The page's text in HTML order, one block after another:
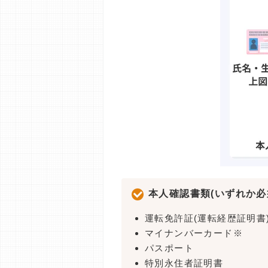
本人確認書類(いずれか
運転免許証(運転経歴証明
マイナンバーカード※
パスポート
特別永住者証明書